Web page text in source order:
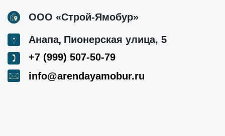
ООО «Строй-Ямобур»
Анапа, Пионерская улица, 5
+7 (999) 507-50-79
info@arendayamobur.ru